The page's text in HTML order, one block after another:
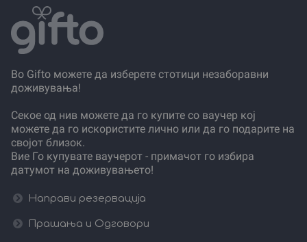
Во Gifto можете да изберете стотици незаборавни
доживувања!
Секое од нив можете да го купите со ваучер кој
можете да го искористите лично или да го подарите на
својот близок.
Вие Го купувате ваучерот - примачот го избира
датумот на доживувањето!
Направи резервација
Прашања и Одговори